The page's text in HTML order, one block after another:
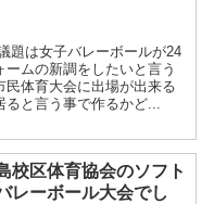
題は女子バレーボールが24
ムの新調をしたいと言う
体育大会に出場が出来る
ると言う事で作るかど...
校区体育協会のソフト
レーボール大会でし